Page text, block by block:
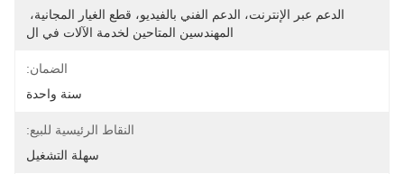
المهندسين المتاحين لخدمة الآلات في ال
الضمان:
سنة واحدة
النقاط الرئيسية للبيع:
سهلة التشغيل